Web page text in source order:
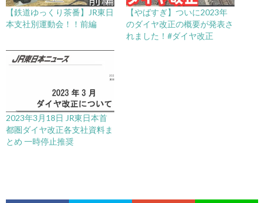
【鉄道ゆっくり茶番】JR東日
本支社別運動会！！前編
【やばすぎ】ついに2023年
のダイヤ改正の概要が発表さ
れました！#ダイヤ改正
2023年3月18日 JR東日本首
都圏ダイヤ改正各支社資料ま
とめ 一時停止推奨